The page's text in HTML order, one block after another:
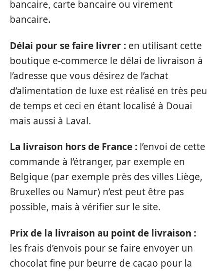
bancaire, carte bancaire ou virement
bancaire.
Délai pour se faire livrer : en utilisant cette
boutique e-commerce le délai de livraison à
l’adresse que vous désirez de l’achat
d’alimentation de luxe est réalisé en très peu
de temps et ceci en étant localisé à Douai
mais aussi à Laval.
La livraison hors de France : l’envoi de cette
commande à l’étranger, par exemple en
Belgique (par exemple près des villes Liège,
Bruxelles ou Namur) n’est peut être pas
possible, mais à vérifier sur le site.
Prix de la livraison au point de livraison :
les frais d’envois pour se faire envoyer un
chocolat fine pur beurre de cacao pour la